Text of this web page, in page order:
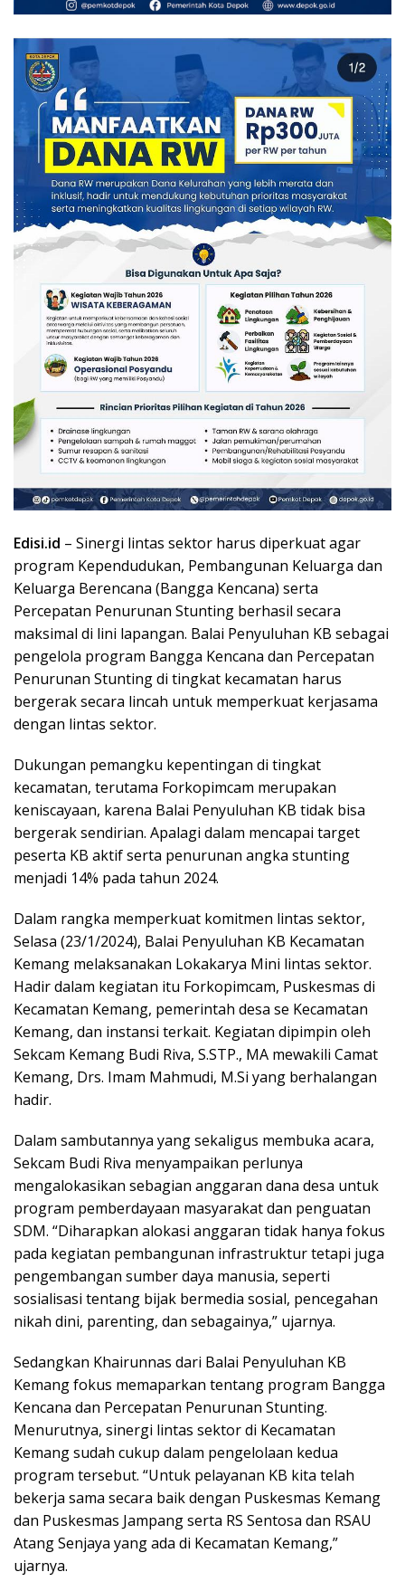
Edisi.id – Sinergi lintas sektor harus diperkuat agar
program Kependudukan, Pembangunan Keluarga dan
Keluarga Berencana (Bangga Kencana) serta
Percepatan Penurunan Stunting berhasil secara
maksimal di lini lapangan. Balai Penyuluhan KB sebagai
pengelola program Bangga Kencana dan Percepatan
Penurunan Stunting di tingkat kecamatan harus
bergerak secara lincah untuk memperkuat kerjasama
dengan lintas sektor.
Dukungan pemangku kepentingan di tingkat
kecamatan, terutama Forkopimcam merupakan
keniscayaan, karena Balai Penyuluhan KB tidak bisa
bergerak sendirian. Apalagi dalam mencapai target
peserta KB aktif serta penurunan angka stunting
menjadi 14% pada tahun 2024.
Dalam rangka memperkuat komitmen lintas sektor,
Selasa (23/1/2024), Balai Penyuluhan KB Kecamatan
Kemang melaksanakan Lokakarya Mini lintas sektor.
Hadir dalam kegiatan itu Forkopimcam, Puskesmas di
Kecamatan Kemang, pemerintah desa se Kecamatan
Kemang, dan instansi terkait. Kegiatan dipimpin oleh
Sekcam Kemang Budi Riva, S.STP., MA mewakili Camat
Kemang, Drs. Imam Mahmudi, M.Si yang berhalangan
hadir.
Dalam sambutannya yang sekaligus membuka acara,
Sekcam Budi Riva menyampaikan perlunya
mengalokasikan sebagian anggaran dana desa untuk
program pemberdayaan masyarakat dan penguatan
SDM. “Diharapkan alokasi anggaran tidak hanya fokus
pada kegiatan pembangunan infrastruktur tetapi juga
pengembangan sumber daya manusia, seperti
sosialisasi tentang bijak bermedia sosial, pencegahan
nikah dini, parenting, dan sebagainya,” ujarnya.
Sedangkan Khairunnas dari Balai Penyuluhan KB
Kemang fokus memaparkan tentang program Bangga
Kencana dan Percepatan Penurunan Stunting.
Menurutnya, sinergi lintas sektor di Kecamatan
Kemang sudah cukup dalam pengelolaan kedua
program tersebut. “Untuk pelayanan KB kita telah
bekerja sama secara baik dengan Puskesmas Kemang
dan Puskesmas Jampang serta RS Sentosa dan RSAU
Atang Senjaya yang ada di Kecamatan Kemang,”
ujarnya.